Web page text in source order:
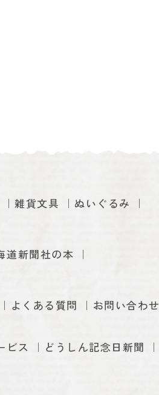
雑貨文具 ぬいぐるみ
道新聞社の本
よくある質問 お問い合わせ
ビス どうしん記念日新聞